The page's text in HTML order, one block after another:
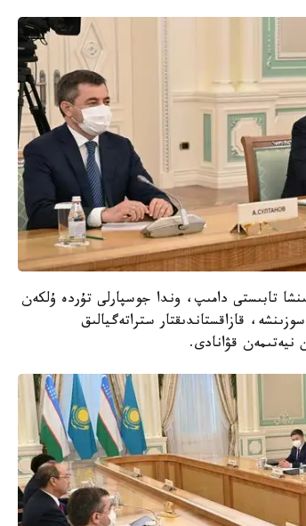
تابىستى دامىپ، وندا جوسپارلى تۇردە ۇلكەن
قازاقستاندىقتار ستراتەگيالىق
نيەتىمەن قۋانادى.